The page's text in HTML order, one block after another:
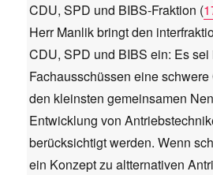
CDU, SPD und BIBS-Fraktion (
Herr Manlik bringt den
CDU, SPD und BIBS ein: Es sei
Fachausschüssen eine
den kleinsten gemeinsamen
Entwicklung von
berücksichtigt werden. Wenn
ein Konzept zu altternativen